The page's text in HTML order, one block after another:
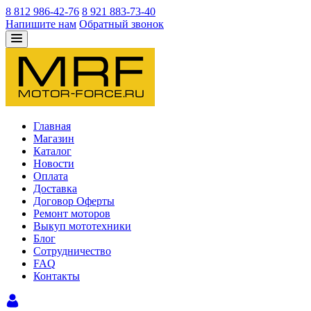
8 812 986-42-76 8 921 883-73-40
Напишите нам Обратный звонок
Главная
Магазин
Каталог
Новости
Оплата
Доставка
Договор Оферты
Ремонт моторов
Выкуп мототехники
Блог
Сотрудничество
FAQ
Контакты